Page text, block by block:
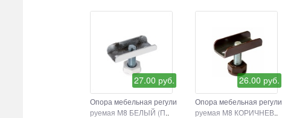
Опора мебельная регули
руемая М8 БЕЛЫЙ (П..
27.00 руб.
Опора мебельная регули
руемая М8 КОРИЧНЕВ..
26.00 руб.